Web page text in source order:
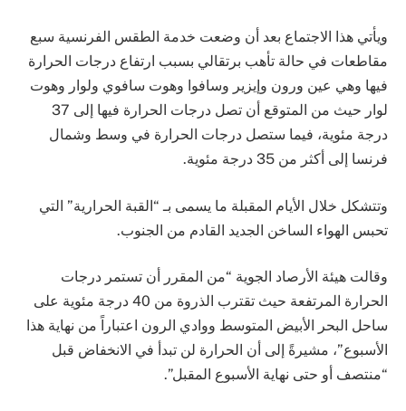
ويأتي هذا الاجتماع بعد أن وضعت خدمة الطقس الفرنسية سبع
مقاطعات في حالة تأهب برتقالي بسبب ارتفاع درجات الحرارة
فيها وهي عين ورون وإيزير وسافوا وهوت سافوي ولوار وهوت
لوار حيث من المتوقع أن تصل درجات الحرارة فيها إلى 37
درجة مئوية، فيما ستصل درجات الحرارة في وسط وشمال
فرنسا إلى أكثر من 35 درجة مئوية.
وتتشكل خلال الأيام المقبلة ما يسمى بـ “القبة الحرارية” التي
تحبس الهواء الساخن الجديد القادم من الجنوب.
وقالت هيئة الأرصاد الجوية “من المقرر أن تستمر درجات
الحرارة المرتفعة حيث تقترب الذروة من 40 درجة مئوية على
ساحل البحر الأبيض المتوسط ​​ووادي الرون اعتباراً من نهاية هذا
الأسبوع”، مشيرةً إلى أن الحرارة لن تبدأ في الانخفاض قبل
“منتصف أو حتى نهاية الأسبوع المقبل”.